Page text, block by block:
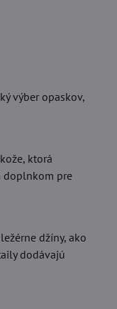
výber opaskov,
ktorá
doplnkom pre
džíny, ako
dodávajú